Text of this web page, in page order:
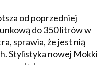
od poprzedniej
do 350 litrów w
sprawia, że jest nią
Stylistyka nowej Mokki